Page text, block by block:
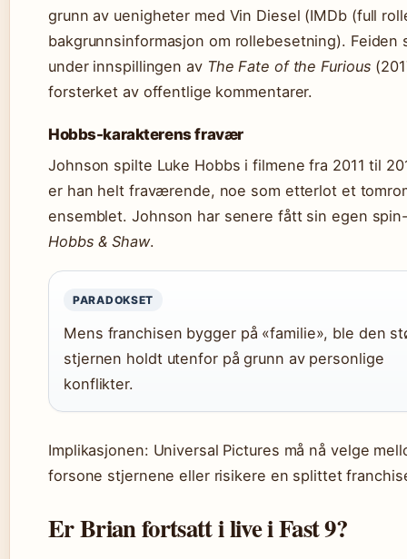
grunn av uenigheter med Vin Diesel (IMDb (full
bakgrunnsinformasjon om rollebesetning). Feiden
under innspillingen av The Fate of the Furious
forsterket av offentlige kommentarer.
Hobbs-karakterens fravær
Johnson spilte Luke Hobbs i filmene fra 2011 til
er han helt fraværende, noe som etterlot et
ensemblet. Johnson har senere fått sin egen
Hobbs & Shaw.
PARADOKSET
Mens franchisen bygger på «familie», ble den
stjernen holdt utenfor på grunn av personlige
konflikter.
Implikasjonen: Universal Pictures må nå velge
forsone stjernene eller risikere en splittet
Er Brian fortsatt i live i Fast 9?